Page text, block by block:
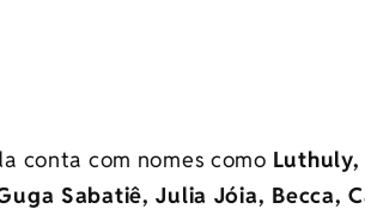
conta com nomes como Luthuly,
Sabatiê, Julia Jóia, Becca,